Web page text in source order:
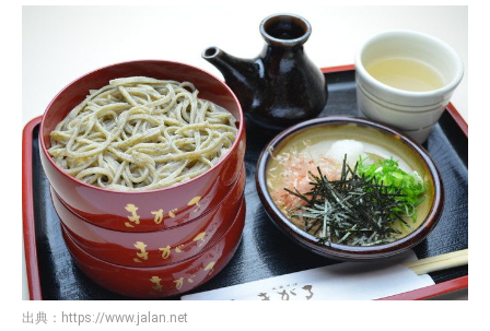
出典： https://www.jalan.net